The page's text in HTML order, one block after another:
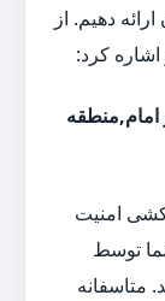
دهیم. از
امام,منطقه
کشی امنیت
توسط
متاسفانه